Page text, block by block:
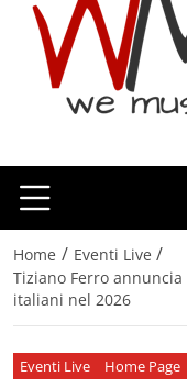
Home / Eventi Live /
Tiziano Ferro
italiani nel 2026
Eventi Live Home Page